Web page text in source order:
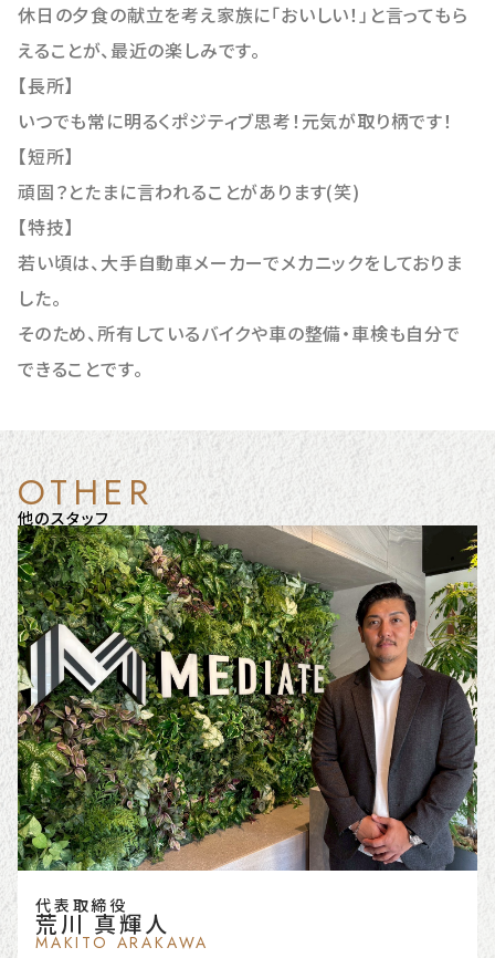
休日の夕食の献立を考え家族に「おいしい！」と言ってもら
えることが、最近の楽しみです。
【長所】
いつでも常に明るくポジティブ思考！元気が取り柄です！
【短所】
頑固？とたまに言われることがあります(笑)
【特技】
若い頃は、大手自動車メーカーでメカニックをしておりま
した。
そのため、所有しているバイクや車の整備・車検も自分で
できることです。
OTHER
他のスタッフ
代表取締役
荒川 真輝人
MAKITO ARAKAWA